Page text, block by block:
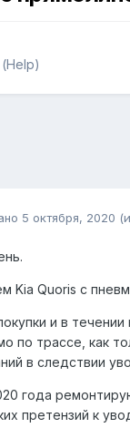
5 октября, 2020
Kia Quoris с
и в
по трассе, как
в следствии
года
претензий к